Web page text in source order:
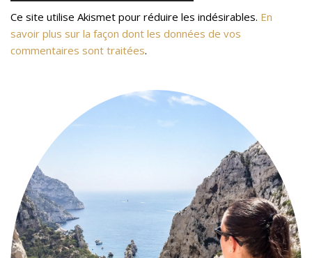
Ce site utilise Akismet pour réduire les indésirables. En
savoir plus sur la façon dont les données de vos
commentaires sont traitées.